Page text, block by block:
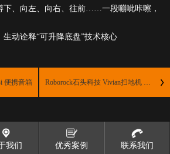
下、向左、向右、往前……一段嘣呲咔嚓，
动诠释“可升降底盘”技术核心
便携音箱 Roborock石头科技 Vivian扫地机 缠绕篇
我们 优秀案例 联系我们